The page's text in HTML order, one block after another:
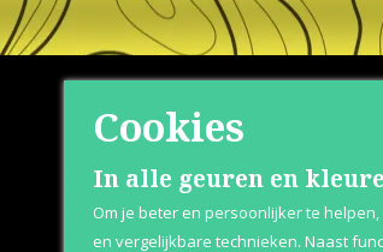
Shop
Herenparfum
Cookies
In alle geuren en
Om je beter en persoonlijker te
en vergelijkbare technieken. Naast